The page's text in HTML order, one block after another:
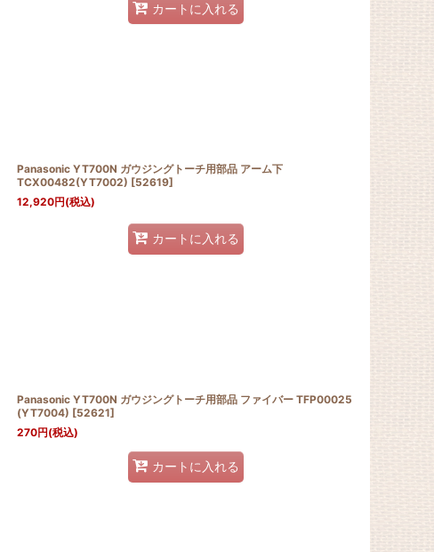
カートに入れる
Panasonic YT700N ガウジングトーチ用部品 アーム下
TCX00482(YT7002) [52619]
12,920円(税込)
カートに入れる
Panasonic YT700N ガウジングトーチ用部品 ファイバー TFP00025
(YT7004) [52621]
270円(税込)
カートに入れる